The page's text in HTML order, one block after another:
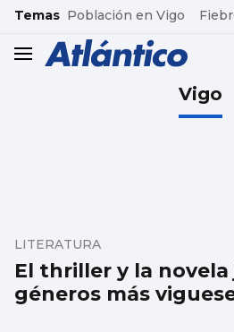
common.go-to-content
Temas Población en Vigo
header.menu.open
Vigo
El thriller y la
géneros más
LITERATURA